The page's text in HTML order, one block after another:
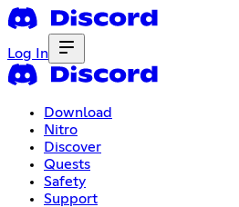
Log In
Download
Nitro
Discover
Quests
Safety
Support